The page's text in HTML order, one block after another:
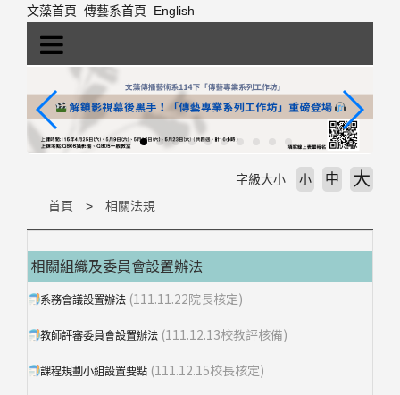
文藻首頁 傳藝系首頁 English
首頁 相關法規
字級大小 小 中 大
相關組織及委員會設置辦法
系務會議設置辦法 (111.11.22院長核定)
教師評審委員會設置辦法 (111.12.13校教評核備)
課程規劃小組設置要點 (111.12.15校長核定)